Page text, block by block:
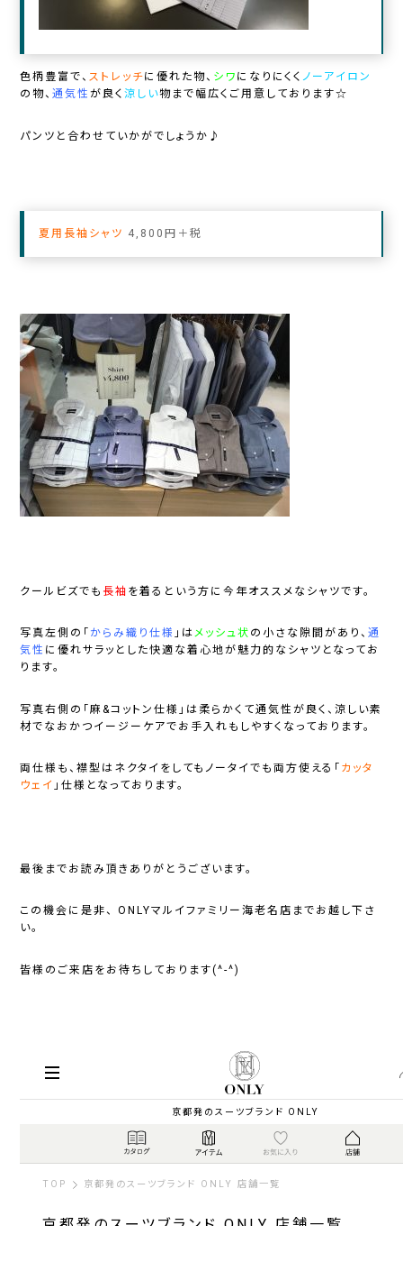
色柄豊富で、ストレッチに優れた物、 シワ になりにくく ノーアイロン
の物、通気性が良く涼しい物まで幅広くご用意しております☆
パンツと合わせていかがでしょうか♪
夏用長袖 シャツ 4,800円＋税
クールビズでも 長袖 を着るという方に今年オススメなシャツです。
写真左側の「 からみ織り仕様 」はメッシュ状 の小さな隙間があり、通
気性 に優れサラッとした快適な着心地が魅力的なシャツとなってお
ります。
写真右側の「麻&コットン仕様」は柔らかくて通気性が良く、涼しい素
材でなおかつイージーケアでお手入れもしやすくなっております。
両仕様も、襟型はネクタイをしてもノータイでも両方使える「 カッタ
ウェイ 」仕様となっております。
最後までお読み頂きありがとうございます。
この機会に是非、 ONLYマルイファミリー海老名店までお越し下さ
い。
皆様のご来店をお待ちしております(^-^)